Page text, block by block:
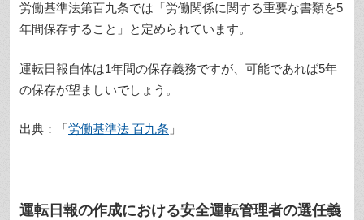
労働基準法第百九条では「労働関係に関する重要な書類を5
年間保存すること」と定められています。
運転日報自体は1年間の保存義務ですが、可能であれば5年
の保存が望ましいでしょう。
出典：「労働基準法 百九条 」
運転日報の作成における安全運転管理者の選任義